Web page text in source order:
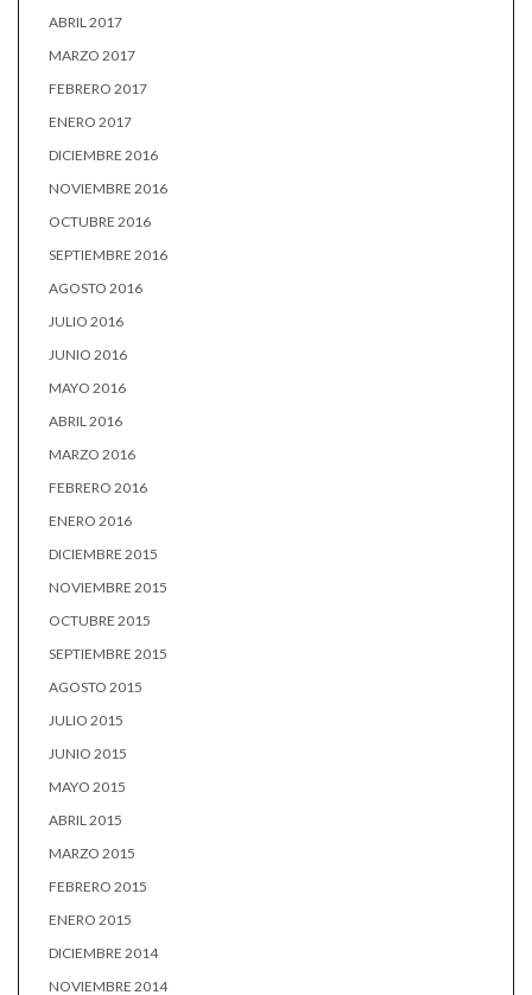
ABRIL 2017
MARZO 2017
FEBRERO 2017
ENERO 2017
DICIEMBRE 2016
NOVIEMBRE 2016
OCTUBRE 2016
SEPTIEMBRE 2016
AGOSTO 2016
JULIO 2016
JUNIO 2016
MAYO 2016
ABRIL 2016
MARZO 2016
FEBRERO 2016
ENERO 2016
DICIEMBRE 2015
NOVIEMBRE 2015
OCTUBRE 2015
SEPTIEMBRE 2015
AGOSTO 2015
JULIO 2015
JUNIO 2015
MAYO 2015
ABRIL 2015
MARZO 2015
FEBRERO 2015
ENERO 2015
DICIEMBRE 2014
NOVIEMBRE 2014